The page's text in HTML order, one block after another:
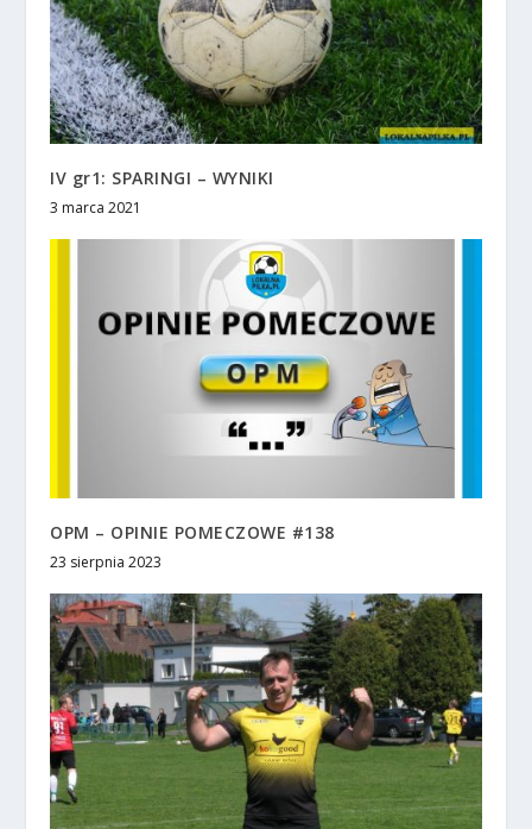
IV gr1: SPARINGI – WYNIKI
3 marca 2021
OPM – OPINIE POMECZOWE #138
23 sierpnia 2023